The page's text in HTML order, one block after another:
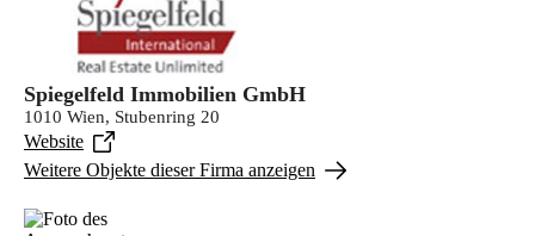
Spiegelfeld Immobilien GmbH
1010 Wien, Stubenring 20
Website
Weitere Objekte dieser Firma anzeigen